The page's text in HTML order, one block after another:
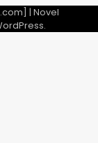
| Novel
.